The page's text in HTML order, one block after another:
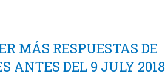
MÁS RESPUESTAS DE
ANTES DEL 9 JULY 2018